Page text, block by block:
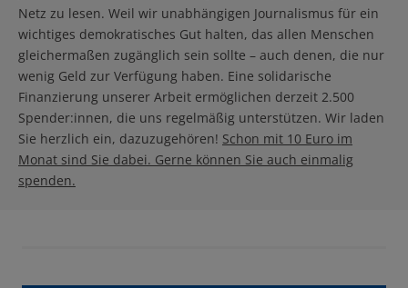
Netz zu lesen. Weil wir unabhängigen Journalismus für ein
wichtiges demokratisches Gut halten, das allen Menschen
gleichermaßen zugänglich sein sollte – auch denen, die nur
wenig Geld zur Verfügung haben. Eine solidarische
Finanzierung unserer Arbeit ermöglichen derzeit 2.500
Spender:innen, die uns regelmäßig unterstützen. Wir laden
Sie herzlich ein, dazuzugehören! Schon mit 10 Euro im
Monat sind Sie dabei. Gerne können Sie auch einmalig
spenden.